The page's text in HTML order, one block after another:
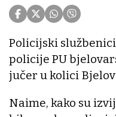
Policijski
policije PU
jučer u kolici
Naime, kako su